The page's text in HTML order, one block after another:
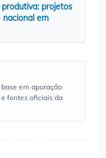
projetos
nacional em
em apuração
fontes oficiais da